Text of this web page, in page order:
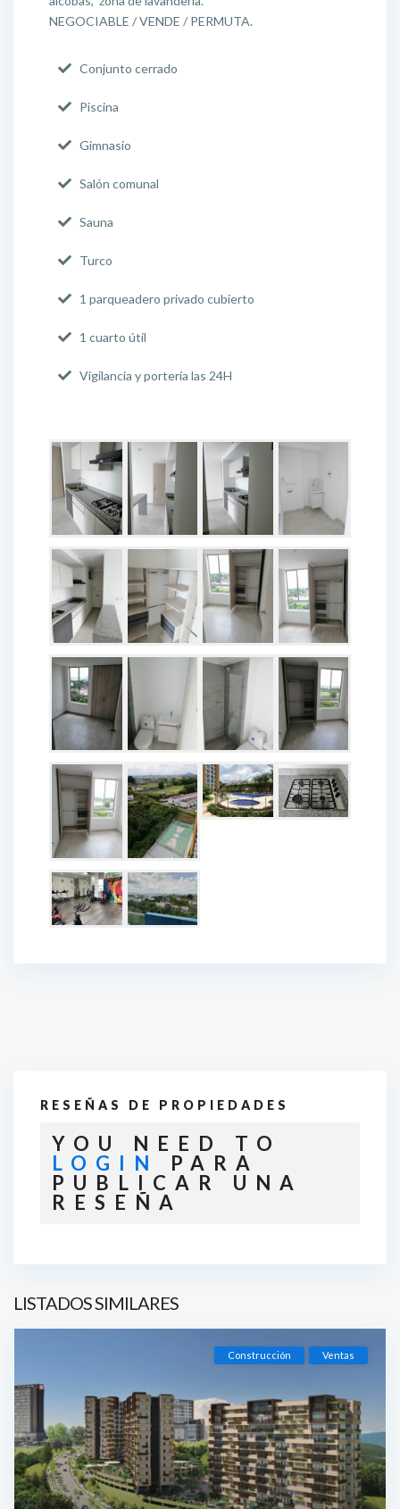
NEGOCIABLE / VENDE / PERMUTA.
Conjunto cerrado
Piscina
Gimnasio
Salón comunal
Sauna
Turco
1 parqueadero privado cubierto
1 cuarto útil
Vigilancia y portería las 24H
RESEÑAS DE PROPIEDADES
YOU NEED TO
LOGIN
PARA
PUBLICAR UNA
RESEÑA
LISTADOS SIMILARES
Construcción Ventas